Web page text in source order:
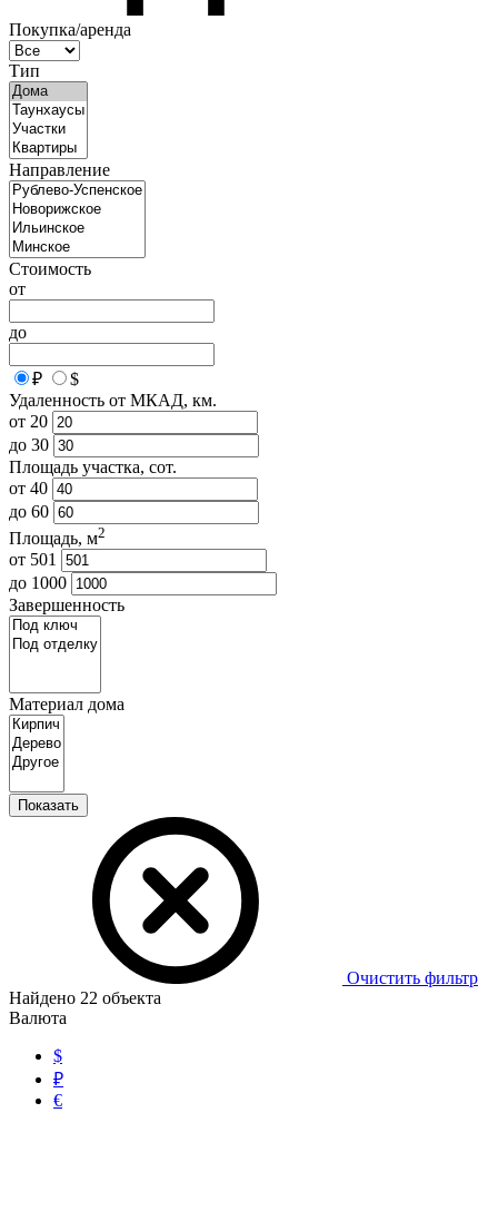
Покупка/аренда
Тип
Направление
Стоимость
от
до
₽
$
Удаленность от МКАД, км.
от 20
до 30
Площадь участка, сот.
от 40
до 60
Площадь, м2
от 501
до 1000
Завершенность
Материал дома
Показать
Очистить фильтр
Найдено 22 объекта
Валюта
$
₽
€